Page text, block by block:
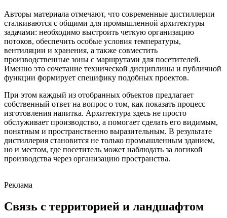
Авторы материала отмечают, что современные дистиллерии
сталкиваются с общими для промышленной архитектуры
задачами: необходимо выстроить четкую организацию
потоков, обеспечить особые условия температуры,
вентиляции и хранения, а также совместить
производственные зоны с маршрутами для посетителей.
Именно это сочетание технической дисциплины и публичной
функции формирует специфику подобных проектов.
При этом каждый из отобранных объектов предлагает
собственный ответ на вопрос о том, как показать процесс
изготовления напитка. Архитектура здесь не просто
обслуживает производство, а помогает сделать его видимым,
понятным и пространственно выразительным. В результате
дистиллерия становится не только промышленным зданием,
но и местом, где посетитель может наблюдать за логикой
производства через организацию пространства.
Реклама
Связь с территорией и ландшафтом